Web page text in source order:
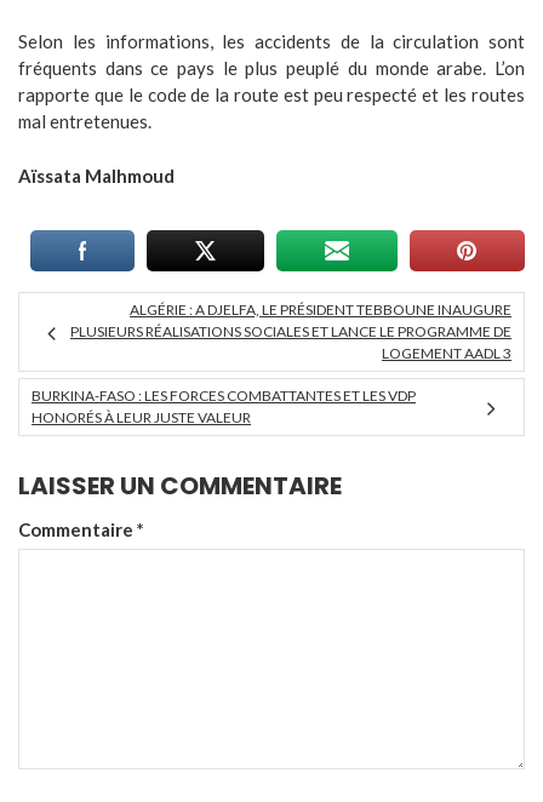
Selon les informations, les accidents de la circulation sont
fréquents dans ce pays le plus peuplé du monde arabe. L’on
rapporte que le code de la route est peu respecté et les routes
mal entretenues.
Aïssata Malhmoud
ALGÉRIE : A DJELFA, LE PRÉSIDENT TEBBOUNE INAUGURE
PLUSIEURS RÉALISATIONS SOCIALES ET LANCE LE PROGRAMME DE
LOGEMENT AADL 3
BURKINA-FASO : LES FORCES COMBATTANTES ET LES VDP
HONORÉS À LEUR JUSTE VALEUR
LAISSER UN COMMENTAIRE
Commentaire *